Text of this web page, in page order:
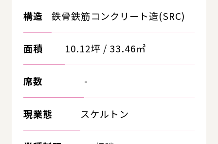
構造 鉄骨鉄筋コンクリート造(SRC)
面積 10.12坪 / 33.46㎡
席数 -
現業態 スケルトン